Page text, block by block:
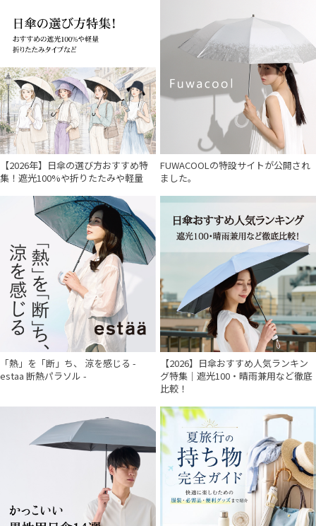
【2026年】日傘の選び方おすすめ特
集！遮光100%や折りたたみや軽量
FUWACOOLの特設サイトが公開され
ました。
「熱」を「断」ち、 涼を感じる -
estaa 断熱パラソル -
【2026】日傘おすすめ人気ランキン
グ特集｜遮光100・晴雨兼用など徹底
比較！